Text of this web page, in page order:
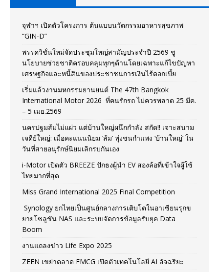
จุฬาฯ เปิดตัวโครงการ ต้นแบบนวัตกรรมอาหารสุขภาพ
“GIN-D”
พรรควิชั่นใหม่จัดประชุมใหญ่สามัญประจำปี 2569 ชู
นโยบายช่วยชาติครอบคลุมทุกๆด้านโดยเฉพาะแก้ไขปัญหา
เศรษฐกิจและหนี้สินของประชาชนการเงินไร้ดอกเบี้ย
เริ่มแล้วงานมหกรรมยานยนต์ The 47th Bangkok
International Motor 2026 ที่คนรักรถ ไม่ควรพลาด 25 มีค.
– 5 เมย.2569
นครปฐมส้มไม่แผ่ว แต่บ้านใหญ่ผนึกกำลัง สกัด!! เจาะสนาม
เจดีย์ใหญ่: เมื่อคะแนนนิยม ‘ส้ม’ พุ่งชนกำแพง ‘บ้านใหญ่’ ใน
วันที่สายอนุรักษ์นิยมเลิกรบกันเอง
i-Motor เปิดตัว BREEZE ปักธงผู้นำ EV สองล้อที่เข้าใจผู้ใช้
ไทยมากที่สุด
Miss Grand International 2025 Final Competition
Synology ยกไทยเป็นศูนย์กลางการเติบโตในอาเซียนรุกข
ยายโซลูชัน NAS และระบบจัดการข้อมูลรับยุค Data
Boom
งานแถลงข่าว Life Expo 2025
ZEEN เขย่าตลาด FMCG เปิดตัวเทคโนโลยี AI อัจฉริยะ